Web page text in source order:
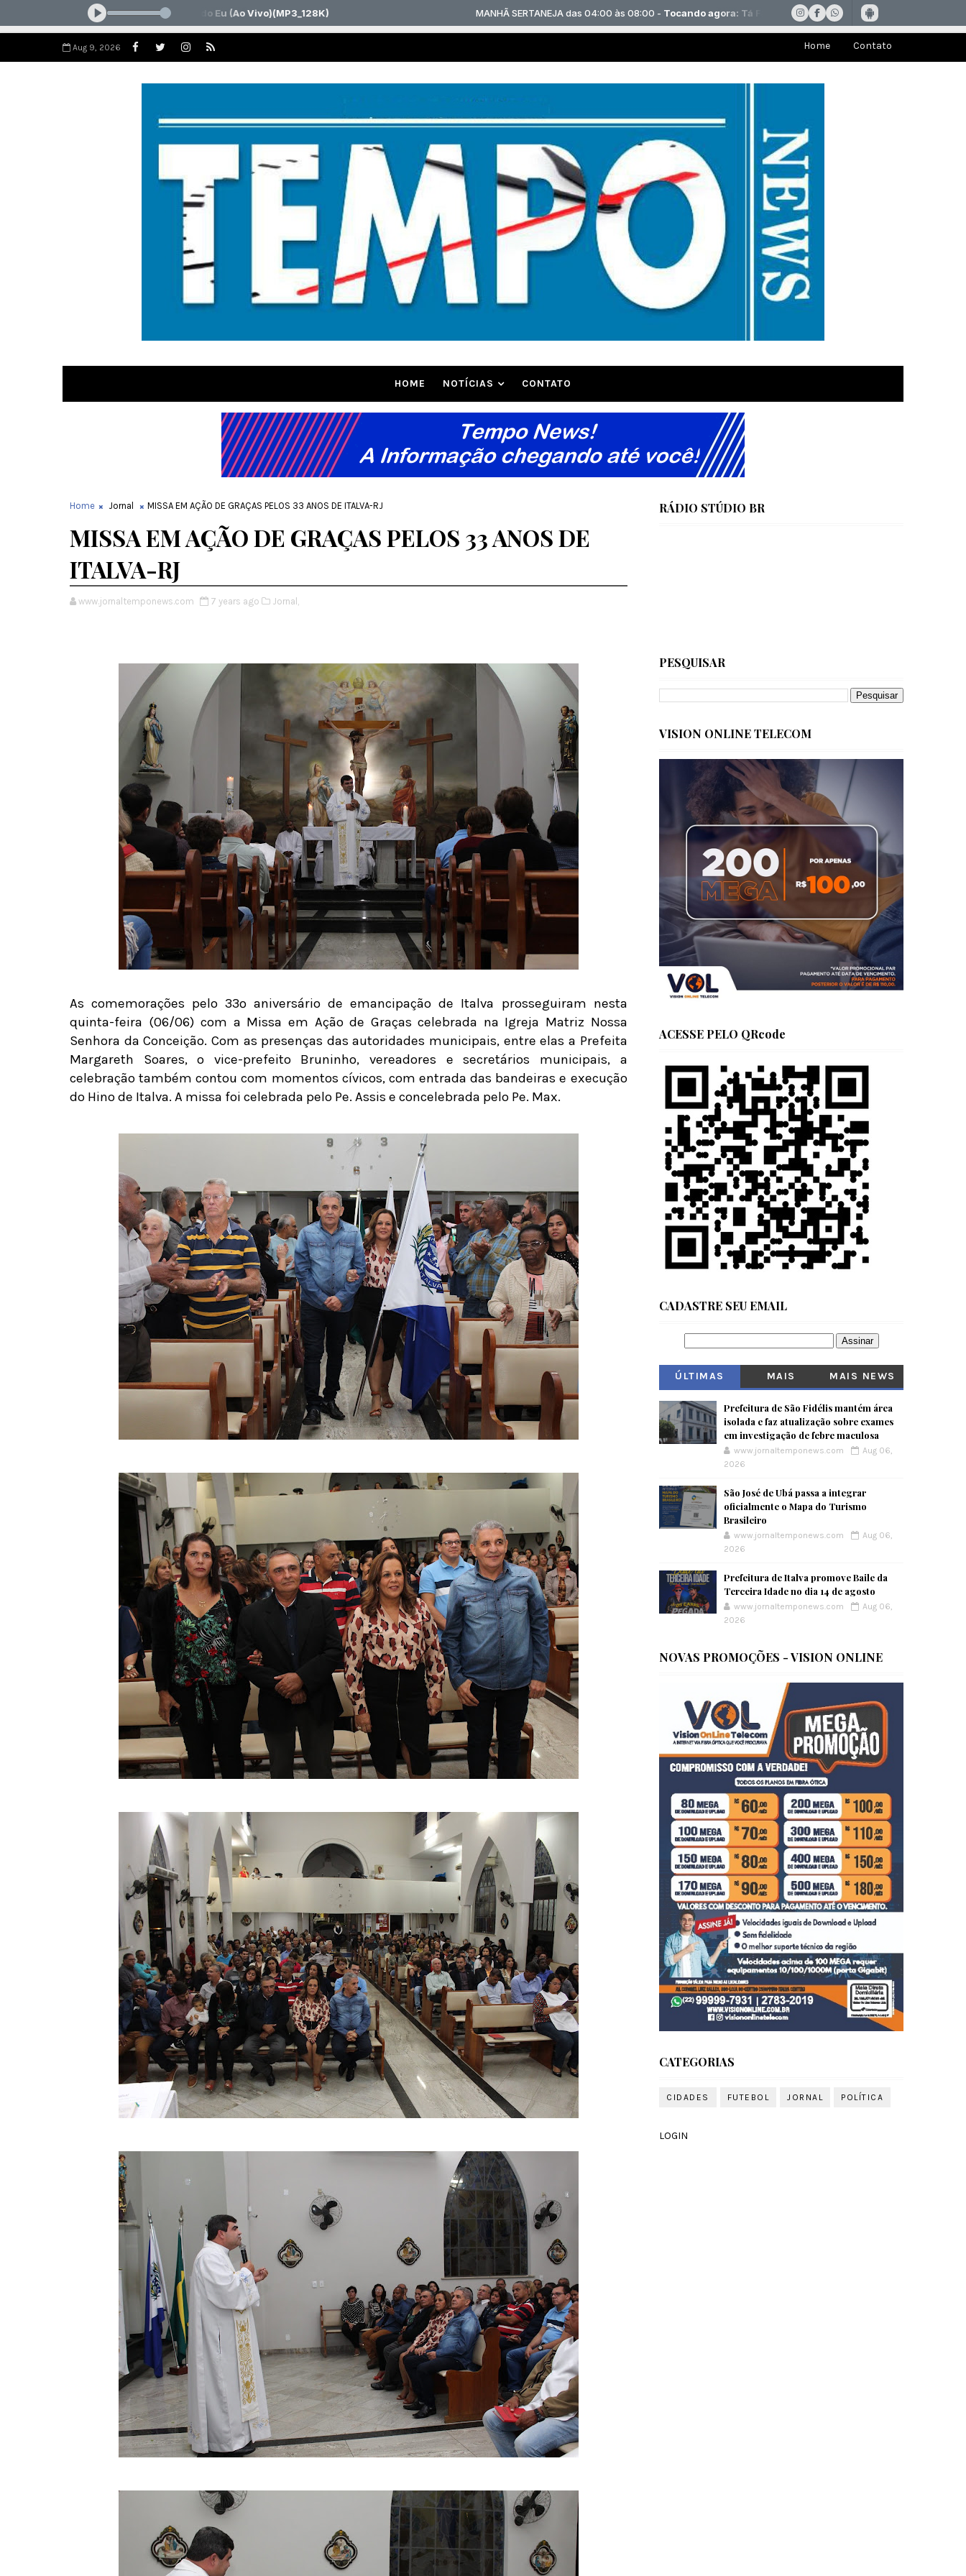
Aug 9, 2026 Home Contato
HOME NOTÍCIAS CONTATO
Home Jornal MISSA EM AÇÃO DE GRAÇAS PELOS 33 ANOS DE ITALVA-RJ
MISSA EM AÇÃO DE GRAÇAS PELOS 33 ANOS DE
ITALVA-RJ
www.jornaltemponews.com 7 years ago Jornal,
As comemorações pelo 33º aniversário de emancipação de Italva prosseguiram nesta
quinta-feira (06/06) com a Missa em Ação de Graças celebrada na Igreja Matriz Nossa
Senhora da Conceição. Com as presenças das autoridades municipais, entre elas a Prefeita
Margareth Soares, o vice-prefeito Bruninho, vereadores e secretários municipais, a
celebração também contou com momentos cívicos, com entrada das bandeiras e execução
do Hino de Italva. A missa foi celebrada pelo Pe. Assis e concelebrada pelo Pe. Max.
RÁDIO STÚDIO BR
PESQUISAR
VISION ONLINE TELECOM
ACESSE PELO QRcode
CADASTRE SEU EMAIL
ÚLTIMAS
MAIS
MAIS NEWS
Prefeitura de São Fidélis mantém área
isolada e faz atualização sobre exames
em investigação de febre maculosa
www.jornaltemponews.com
Aug 06,
2026
São José de Ubá passa a integrar
oficialmente o Mapa do Turismo
Brasileiro
www.jornaltemponews.com
Aug 06,
2026
Prefeitura de Italva promove Baile da
Terceira Idade no dia 14 de agosto
www.jornaltemponews.com
Aug 06,
2026
NOVAS PROMOÇÕES - VISION ONLINE
CATEGORIAS
CIDADES FUTEBOL JORNAL POLÍTICA
LOGIN